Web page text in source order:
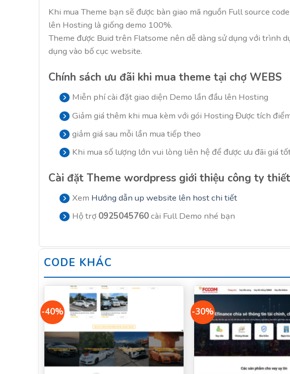
Khi mua Theme bạn sẽ được bàn giao mã nguồn Full source
lên Hosting là giống demo 100%.
Theme được Buid trên Flatsome nên dễ dàng sử dụng với trình
dụng vào bố cục website.
Chính sách ưu đãi khi mua theme tại chợ WEBS
Miễn phí cài đặt giao diện Demo lần đầu lên Hosting
Giảm giá thêm khi mua kèm với gói Hosting Được tích
giảm giá sau mỗi lần mua tiếp theo
Khi mua số lượng lớn vui lòng liên hệ để được ưu đãi giá
Cài đặt Theme wordpress giới thiệu công ty
Xem Hướng dẫn up website lên host chi tiết
Hộ trợ 0925045760cài Full Demo nhé bạn
CODE KHÁC
-40% -30%